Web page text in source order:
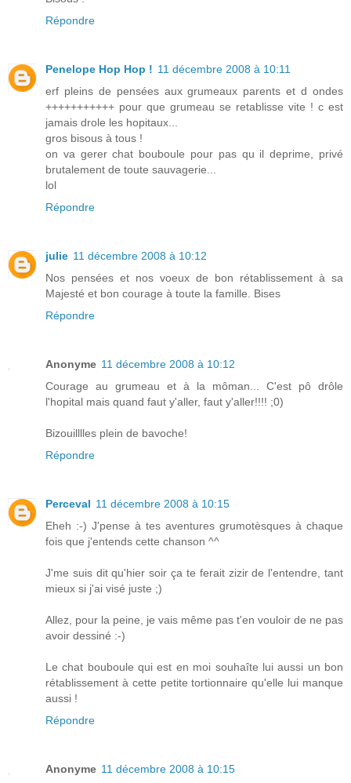
Répondre
Penelope Hop Hop ! 11 décembre 2008 à 10:11
erf pleins de pensées aux grumeaux parents et d ondes
+++++++++++ pour que grumeau se retablisse vite ! c est
jamais drole les hopitaux...
gros bisous à tous !
on va gerer chat bouboule pour pas qu il deprime, privé
brutalement de toute sauvagerie...
lol
Répondre
julie 11 décembre 2008 à 10:12
Nos pensées et nos voeux de bon rétablissement à sa
Majesté et bon courage à toute la famille. Bises
Répondre
Anonyme 11 décembre 2008 à 10:12
Courage au grumeau et à la môman... C'est pô drôle
l'hopital mais quand faut y'aller, faut y'aller!!!! ;0)
Bizouilllles plein de bavoche!
Répondre
Perceval 11 décembre 2008 à 10:15
Eheh :-) J'pense à tes aventures grumotèsques à chaque
fois que j'entends cette chanson ^^
J'me suis dit qu'hier soir ça te ferait zizir de l'entendre, tant
mieux si j'ai visé juste ;)
Allez, pour la peine, je vais même pas t'en vouloir de ne pas
avoir dessiné :-)
Le chat bouboule qui est en moi souhaîte lui aussi un bon
rétablissement à cette petite tortionnaire qu'elle lui manque
aussi !
Répondre
Anonyme 11 décembre 2008 à 10:15